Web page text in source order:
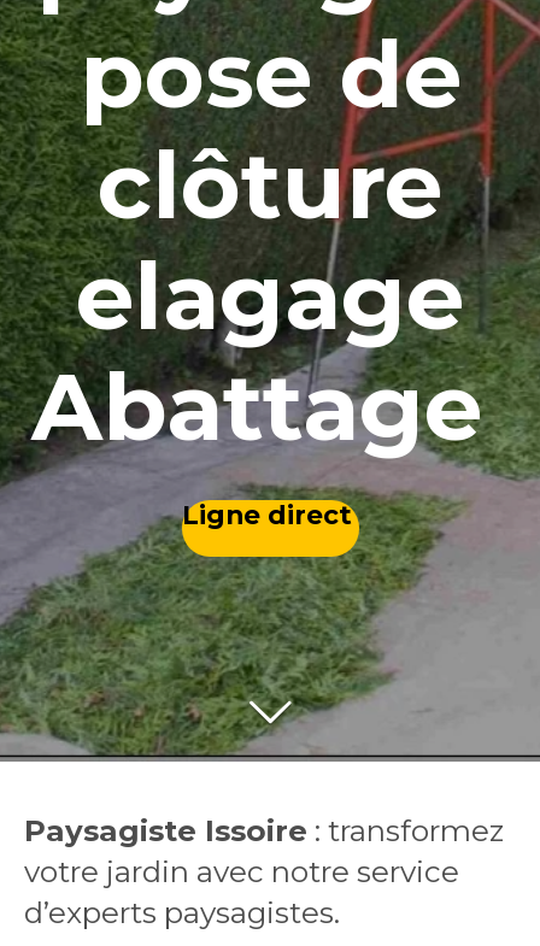
pose de
clôture
elagage
Abattage
Ligne direct
Paysagiste Issoire : transformez
votre jardin avec notre service
d’experts paysagistes.